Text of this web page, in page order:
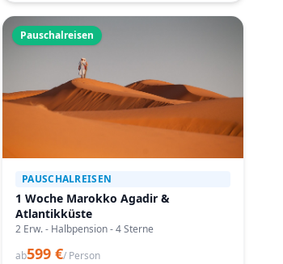
Pauschalreisen
PAUSCHALREISEN
1 Woche Marokko Agadir &
Atlantikküste
2 Erw. - Halbpension - 4 Sterne
ab599 €/ Person